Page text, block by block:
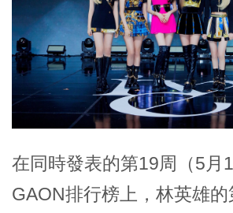
在同時發表的第19周（5月1
GAON排行榜上，林英雄